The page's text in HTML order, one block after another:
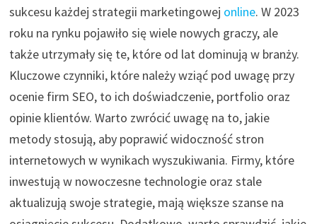
sukcesu każdej strategii marketingowej online. W 2023
roku na rynku pojawiło się wiele nowych graczy, ale
także utrzymały się te, które od lat dominują w branży.
Kluczowe czynniki, które należy wziąć pod uwagę przy
ocenie firm SEO, to ich doświadczenie, portfolio oraz
opinie klientów. Warto zwrócić uwagę na to, jakie
metody stosują, aby poprawić widoczność stron
internetowych w wynikach wyszukiwania. Firmy, które
inwestują w nowoczesne technologie oraz stale
aktualizują swoje strategie, mają większe szanse na